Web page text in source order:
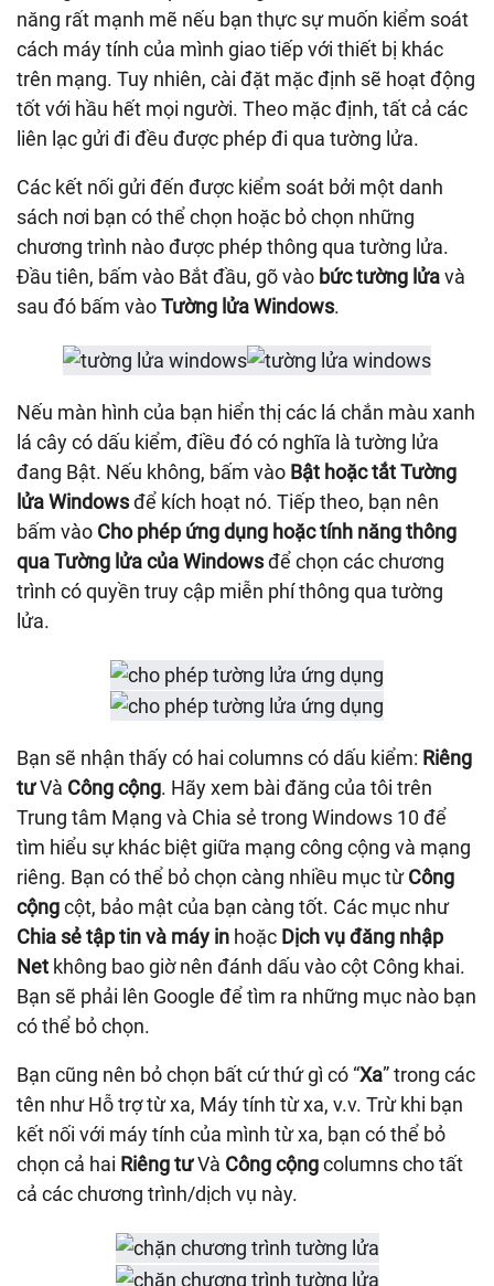
năng rất mạnh mẽ nếu bạn thực sự muốn kiểm soát
cách máy tính của mình giao tiếp với thiết bị khác
trên mạng. Tuy nhiên, cài đặt mặc định sẽ hoạt động
tốt với hầu hết mọi người. Theo mặc định, tất cả các
liên lạc gửi đi đều được phép đi qua tường lửa.
Các kết nối gửi đến được kiểm soát bởi một danh
sách nơi bạn có thể chọn hoặc bỏ chọn những
chương trình nào được phép thông qua tường lửa.
Đầu tiên, bấm vào Bắt đầu, gõ vào bức tường lửavà
sau đó bấm vàoTường lửa Windows.
Nếu màn hình của bạn hiển thị các lá chắn màu xanh
lá cây có dấu kiểm, điều đó có nghĩa là tường lửa
đang Bật. Nếu không, bấm vào Bật hoặc tắt Tường
lửa Windowsđể kích hoạt nó. Tiếp theo, bạn nên
bấm vào Cho phép ứng dụng hoặc tính năng thông
qua Tường lửa của Windowsđể chọn các chương
trình có quyền truy cập miễn phí thông qua tường
lửa.
Bạn sẽ nhận thấy có hai columns có dấu kiểm: Riêng
tưVà Công cộng. Hãy xem bài đăng của tôi trên
Trung tâm Mạng và Chia sẻ trong Windows 10 để
tìm hiểu sự khác biệt giữa mạng công cộng và mạng
riêng. Bạn có thể bỏ chọn càng nhiều mục từCông
cộngcột, bảo mật của bạn càng tốt. Các mục như
Chia sẻ tập tin và máy in hoặc Dịch vụ đăng nhập
Net không bao giờ nên đánh dấu vào cột Công khai.
Bạn sẽ phải lên Google để tìm ra những mục nào bạn
có thể bỏ chọn.
Bạn cũng nên bỏ chọn bất cứ thứ gì có “Xa” trong các
tên như Hỗ trợ từ xa, Máy tính từ xa, v.v. Trừ khi bạn
kết nối với máy tính của mình từ xa, bạn có thể bỏ
chọn cả hai Riêng tưVà Công cộngcolumns cho tất
cả các chương trình/dịch vụ này.